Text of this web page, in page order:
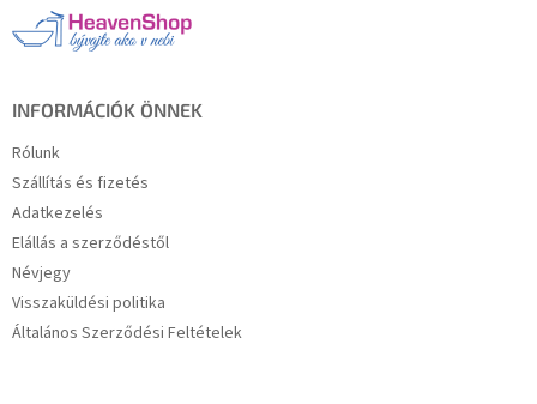
INFORMÁCIÓK ÖNNEK
Rólunk
Szállítás és fizetés
Adatkezelés
Elállás a szerződéstől
Névjegy
Visszaküldési politika
Általános Szerződési Feltételek